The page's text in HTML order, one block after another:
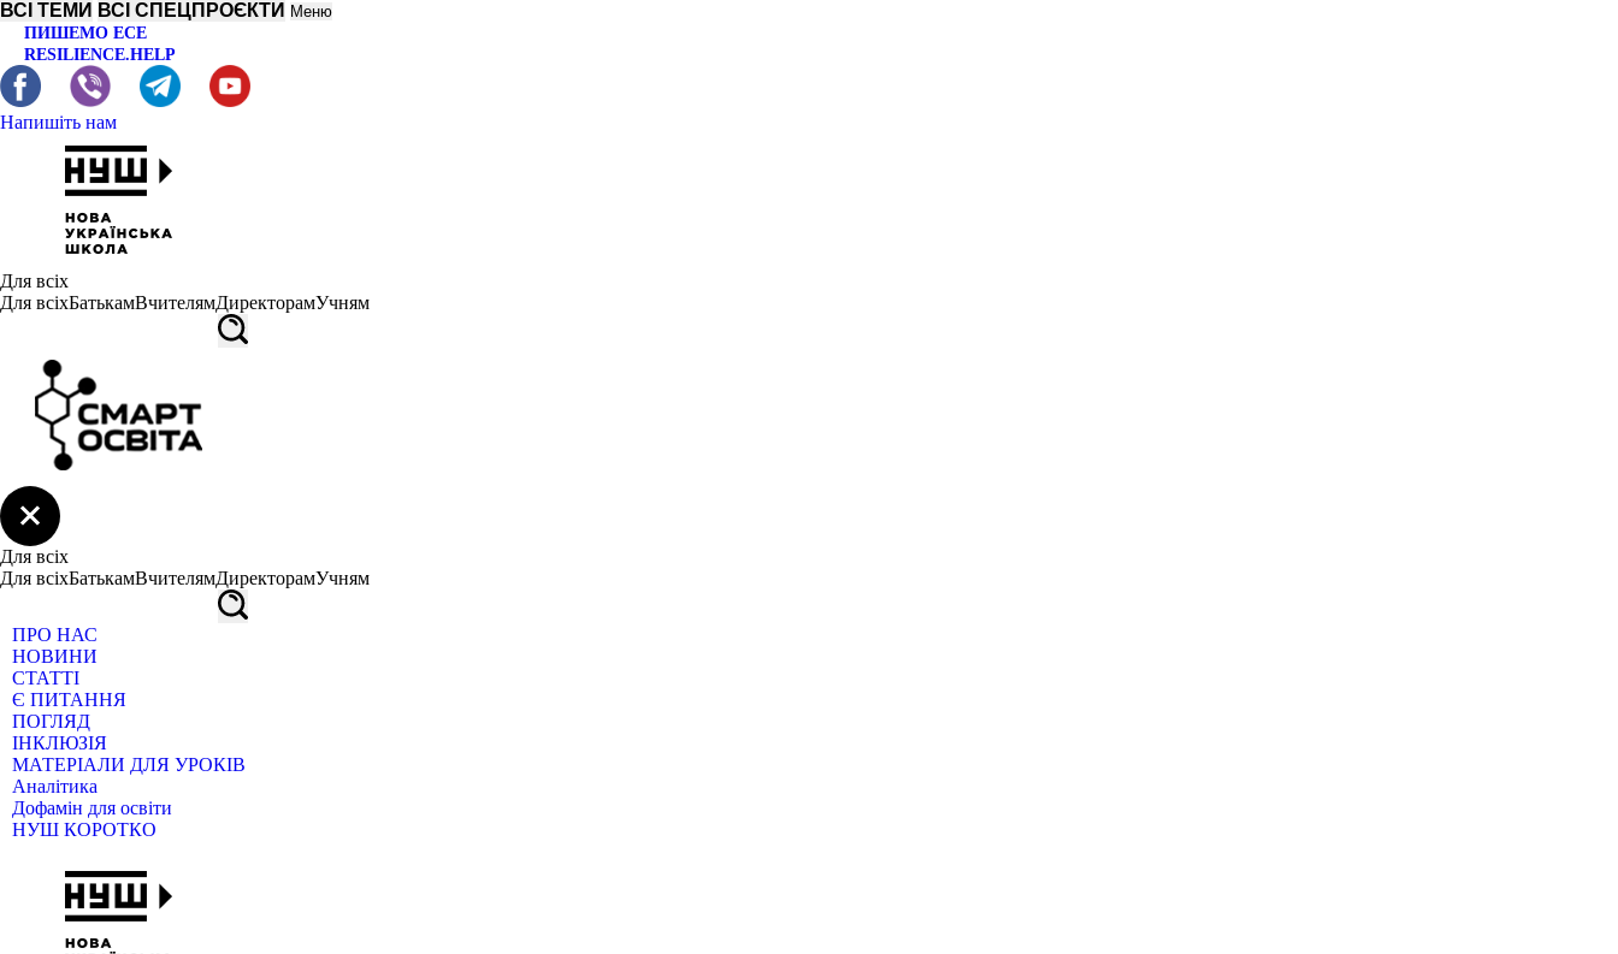
ВСІ ТЕМИ ВСІ СПЕЦПРОЄКТИ Меню
ПИШЕМО ЕСЕ
RESILIENCE.HELP
Напишіть нам
Для всіх
Для всіхБатькамВчителямДиректорамУчням
Для всіх
Для всіхБатькамВчителямДиректорамУчням
ПРО НАС
НОВИНИ
СТАТТІ
Є ПИТАННЯ
ПОГЛЯД
ІНКЛЮЗІЯ
МАТЕРІАЛИ ДЛЯ УРОКІВ
Аналітика
Дофамін для освіти
НУШ КОРОТКО